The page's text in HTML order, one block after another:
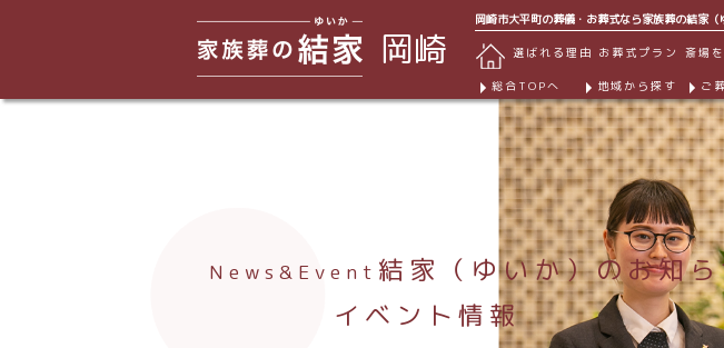
岡崎
岡崎市大平町の葬儀・お葬式なら家族葬の結家（
選ばれる理由 お葬式プラン 斎場
ご
総合TOPへ 地域から探す
News&Event 結家（ゆいか）のお知
イベント情報